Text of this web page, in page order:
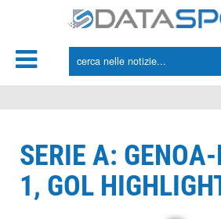
SERIE A:
1, GOL